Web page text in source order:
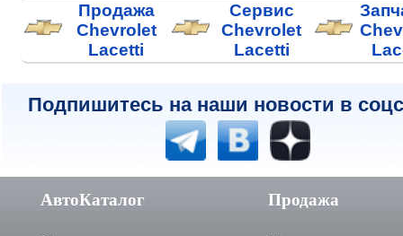
Продажа
Chevrolet
Lacetti
Сервис
Chevrolet
Lacetti
Подпишитесь на наши новости в
АвтоКаталог Продажа